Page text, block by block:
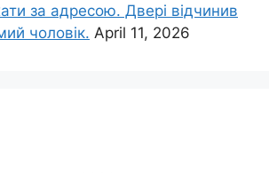
за адресою. Двері відчинив
чоловік. April 11, 2026